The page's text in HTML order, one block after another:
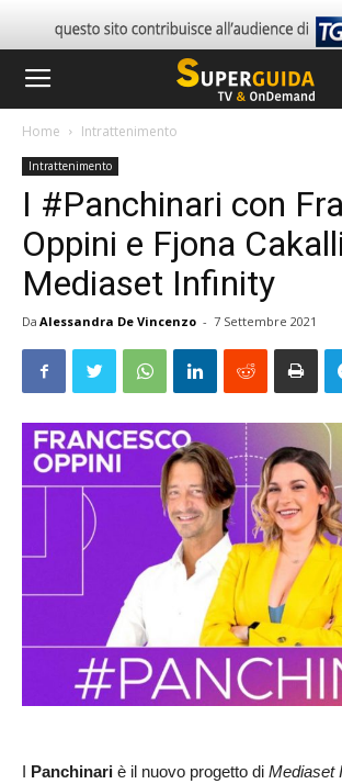
Home Intrattenimento
Intrattenimento
I #Panchinari con
Oppini e Fjona
Mediaset Infinity
Da Alessandra De Vincenzo - 7 Settembre 2021
I Panchinari è il nuovo progetto di Mediaset